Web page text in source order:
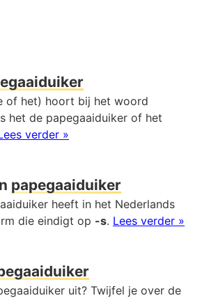
of het) hoort bij het woord
het de papegaaiduiker of het
verder »
papegaaiduiker
heeft in het Nederlands
die eindigt op -s. Lees verder »
uit? Twijfel je over de